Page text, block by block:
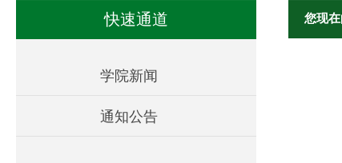
快速通道
学院新闻
通知公告
您现在